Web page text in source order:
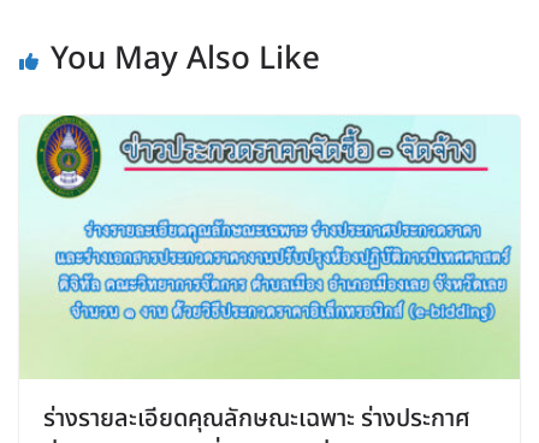
You May Also Like
ร่างรายละเอียดคุณลักษณะเฉพาะ ร่างประกาศ